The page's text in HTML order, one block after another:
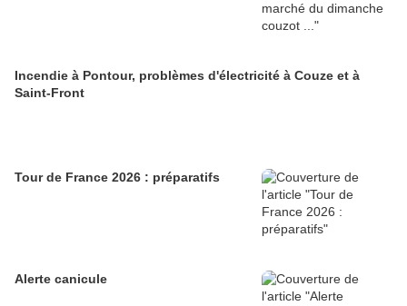
Incendie à Pontour, problèmes d'électricité à Couze et à
Saint-Front
Tour de France 2026 : préparatifs
Alerte canicule